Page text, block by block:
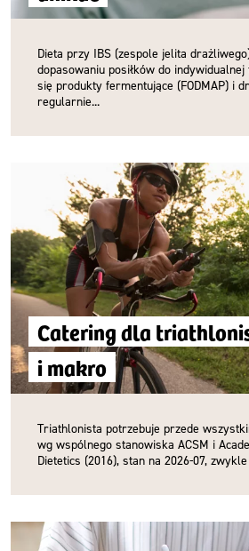
Dieta przy IBS (zespole jelita
dopasowaniu posiłków do
się produkty fermentujące (FODMAP) i
regularnie...
Catering dla
i makro
Triathlonista potrzebuje przede
wg wspólnego stanowiska ACSM i
Dietetics (2016), stan na 2026-07, zwykle